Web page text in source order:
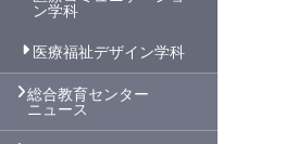
ン学科
医療福祉デザイン学科
総合教育センター
ニュース